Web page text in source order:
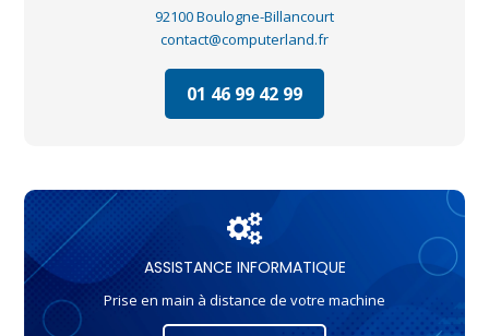
92100 Boulogne-Billancourt
contact@computerland.fr
01 46 99 42 99
ASSISTANCE INFORMATIQUE
Prise en main à distance de votre machine